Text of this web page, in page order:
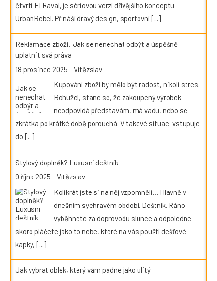
čtvrti El Raval, je sériovou verzí dřívějšího konceptu
UrbanRebel. Přináší dravý design, sportovní[...]
Reklamace zboží: Jak se nenechat odbýt a úspěšně
uplatnit svá práva
18 prosince 2025 -Vítězslav
Kupování zboží by mělo být radost, nikoli stres.
Bohužel, stane se, že zakoupený výrobek
neodpovídá představám, má vadu, nebo se
zkrátka po krátké době porouchá. V takové situaci vstupuje
do [...]
Stylový doplněk? Luxusní deštník
9 října 2025 -Vítězslav
Kolikrát jste si na něj vzpomněli… Hlavně v
dnešním sychravém období. Deštník. Ráno
vyběhnete za doprovodu slunce a odpoledne
skoro pláčete jako to nebe, které na vás pouští dešťové
kapky, [...]
Jak vybrat oblek, který vám padne jako ulitý